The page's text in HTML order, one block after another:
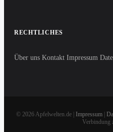
RECHTLICHES
Über uns Kontakt Impressum
© 2026 Apfelwelten.de | Impressum|
Verbindung